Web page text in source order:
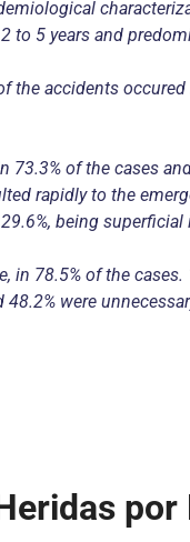
5 years and
the accidents
of the cases
rapidly to the
being superficial
78.5% of the cases.
were
por